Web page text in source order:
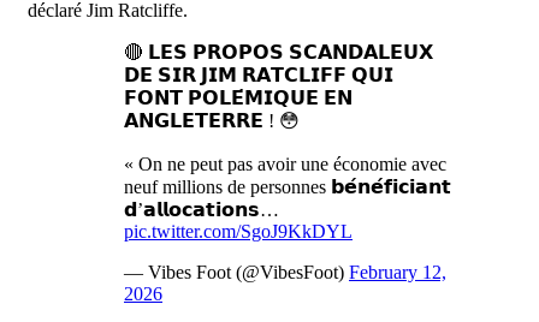
déclaré Jim Ratcliffe.
🔴 𝗟𝗘𝗦 𝗣𝗥𝗢𝗣𝗢𝗦 𝗦𝗖𝗔𝗡𝗗𝗔𝗟𝗘𝗨𝗫
𝗗𝗘 𝗦𝗜𝗥 𝗝𝗜𝗠 𝗥𝗔𝗧𝗖𝗟𝗜𝗙𝗙 𝗤𝗨𝗜
𝗙𝗢𝗡𝗧 𝗣𝗢𝗟𝗘́𝗠𝗜𝗤𝗨𝗘 𝗘𝗡
𝗔𝗡𝗚𝗟𝗘𝗧𝗘𝗥𝗥𝗘 ! 😳
« On ne peut pas avoir une économie avec
neuf millions de personnes 𝗯𝗲́𝗻𝗲́𝗳𝗶𝗰𝗶𝗮𝗻𝘁
𝗱’𝗮𝗹𝗹𝗼𝗰𝗮𝘁𝗶𝗼𝗻𝘀…
pic.twitter.com/SgoJ9KkDYL
— Vibes Foot (@VibesFoot) February 12,
2026